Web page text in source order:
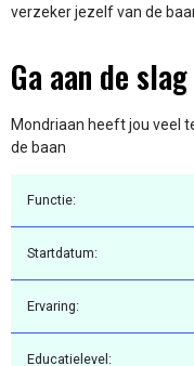
verzeker jezelf van de
Ga aan de
Mondriaan heeft jou veel
de baan
Functie:
Startdatum:
Ervaring:
Educatielevel: